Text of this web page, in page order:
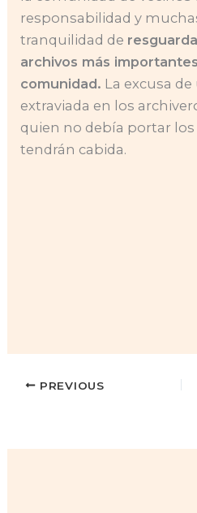
responsabilidad y
tranquilidad de
archivos más
comunidad. La excusa
extraviada en los
quien no debía portar
tendrán cabida.
PREVIOUS